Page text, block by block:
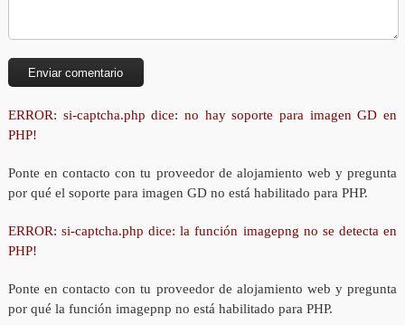
ERROR: si-captcha.php dice: no hay soporte para imagen GD en
PHP!
Ponte en contacto con tu proveedor de alojamiento web y pregunta
por qué el soporte para imagen GD no está habilitado para PHP.
ERROR: si-captcha.php dice: la función imagepng no se detecta en
PHP!
Ponte en contacto con tu proveedor de alojamiento web y pregunta
por qué la función imagepnp no está habilitado para PHP.